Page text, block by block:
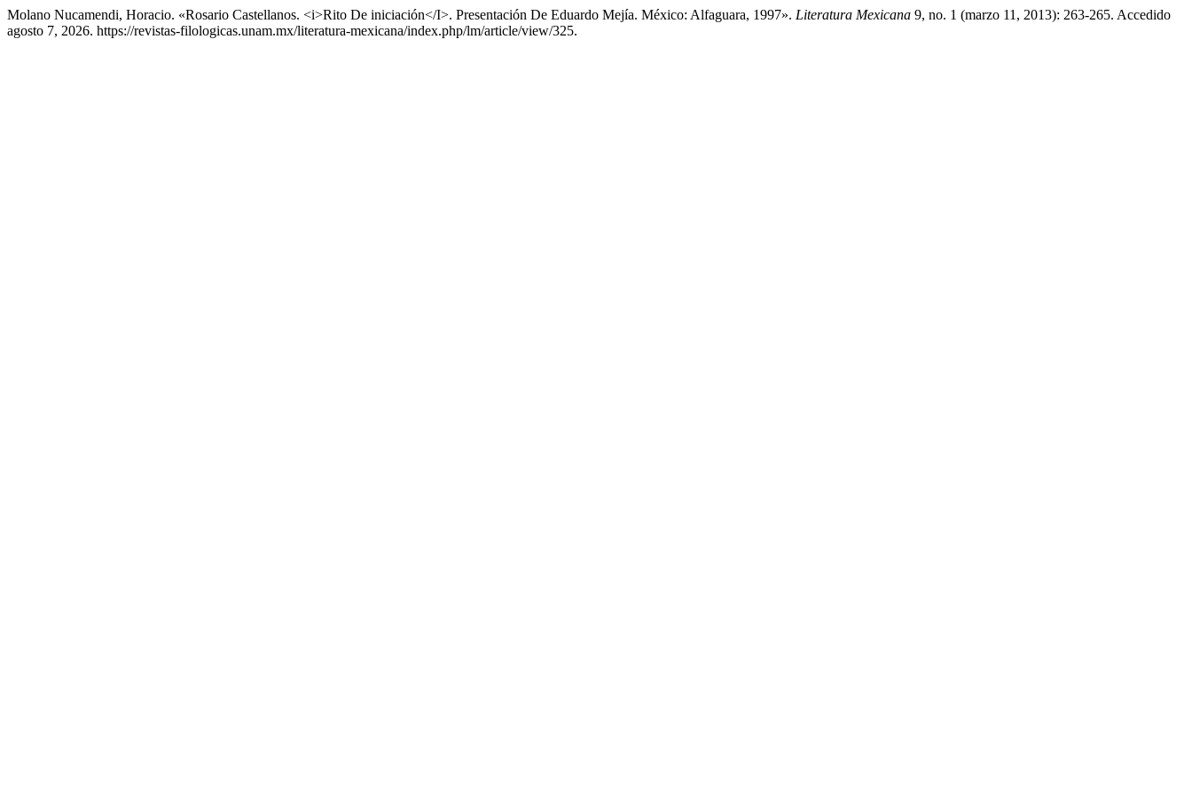
Molano Nucamendi, Horacio. «Rosario Castellanos. <i>Rito De iniciación</I>. Presentación De Eduardo Mejía. México: Alfaguara, 1997». Literatura Mexicana 9, no. 1 (marzo 11, 2013): 263-265. Accedido
agosto 7, 2026. https://revistas-filologicas.unam.mx/literatura-mexicana/index.php/lm/article/view/325.